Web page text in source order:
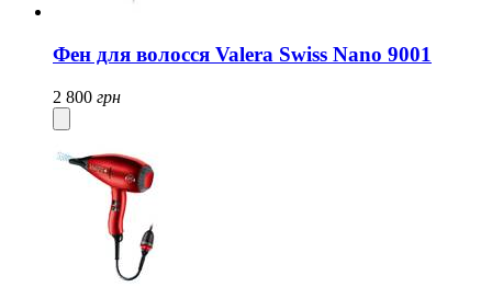
Фен для волосся Valera Swiss Nano 9001
2 800 грн